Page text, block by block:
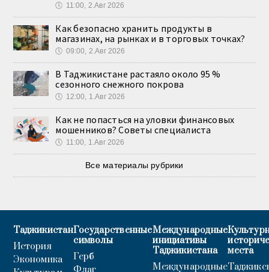
🕔 11:00, 2.Авг 2026
Как безопасно хранить продукты в
магазинах, на рынках и в торговых точках?
🕔 09:00, 2.Авг 2026
В Таджикистане растаяло около 95 %
сезонного снежного покрова
🕔 12:00, 1.Авг 2026
Как не попасться на уловки финансовых
мошенников? Советы специалиста
🕔 11:00, 1.Авг 2026
Все материалы рубрики
Таджикистан
История
Экономика
Государственные
символы
Герб
Международные
инициативы
Таджикистана
Международные
места